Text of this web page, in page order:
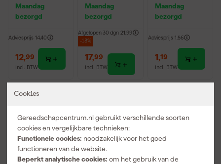
Cookies
Gereedschapcentrum.nl gebruikt verschillende soorten
cookies en vergelijkbare technieken:
Functionele cookies: noodzakelijk voor het goed
functioneren van de website.
Beperkt analytische cookies: om het gebruik van de
Maandag
bezorgd
Adviesprijs 14,40
12,99
incl. BTW
5m / 8m
Maandag
bezorgd
Afgelopen 30 dgn 21,99
-18%
17,99
incl. BTW
176mm -
Groen (1st.)
Maandag
bezorgd
Adviesprijs 1,56
1 ,19
incl. BTW